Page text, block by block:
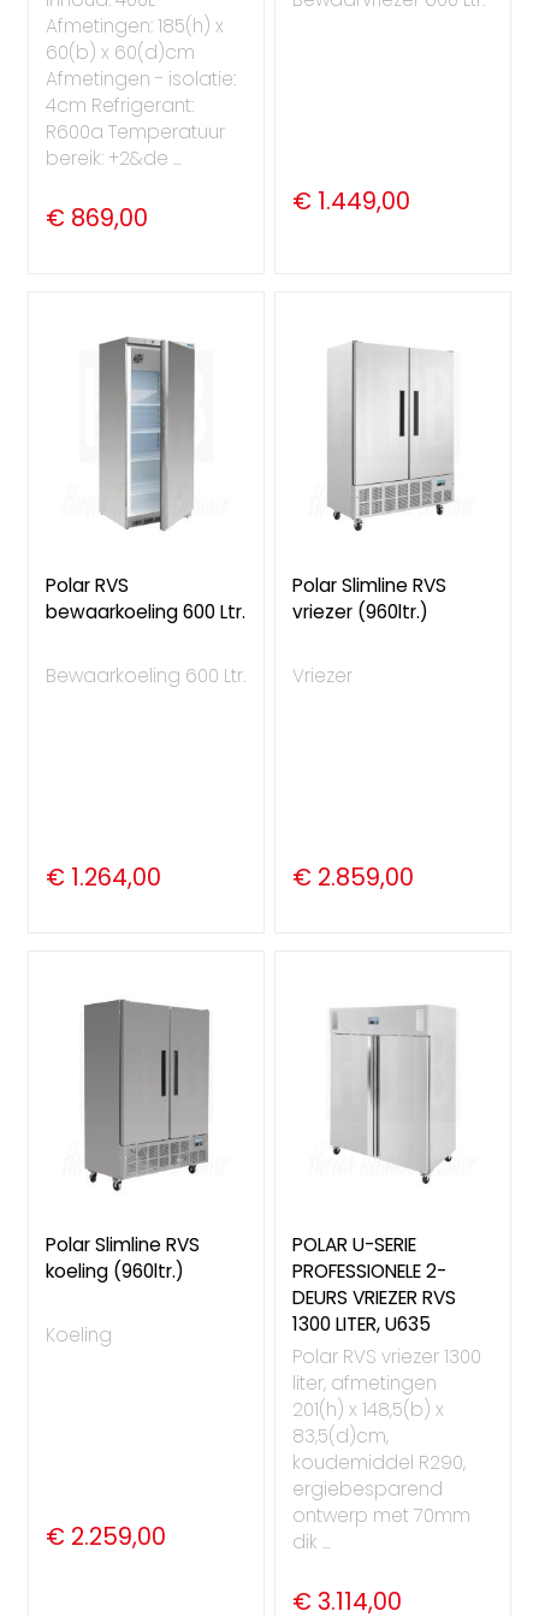
Afmetingen: 185(h) x
60(b) x 60(d)cm
Afmetingen - isolatie:
4cm Refrigerant:
R600a Temperatuur
bereik: +2&de ...
€ 869,00 € 1.449,00
Polar RVS
bewaarkoeling 600 Ltr.
Bewaarkoeling 600 Ltr.
€ 1.264,00
Polar Slimline RVS
vriezer (960ltr.)
Vriezer
€ 2.859,00
Polar Slimline RVS
koeling (960ltr.)
Koeling
€ 2.259,00
POLAR U-SERIE
PROFESSIONELE 2-
DEURS VRIEZER RVS
1300 LITER, U635
Polar RVS vriezer 1300
liter, afmetingen
201(h) x 148,5(b) x
83,5(d)cm,
koudemiddel R290,
ergiebesparend
ontwerp met 70mm
dik ...
€ 3.114,00